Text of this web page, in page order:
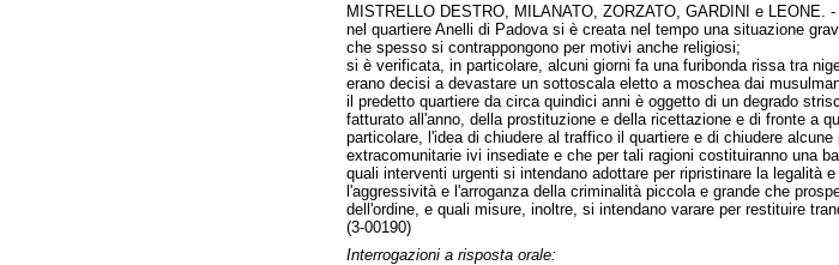
MISTRELLO DESTRO, MILANATO, ZORZATO, GARDINI e LEONE. -
nel quartiere Anelli di Padova si è creata nel tempo una situazione
che spesso si contrappongono per motivi anche religiosi;
si è verificata, in particolare, alcuni giorni fa una furibonda rissa tra
erano decisi a devastare un sottoscala eletto a moschea dai
il predetto quartiere da circa quindici anni è oggetto di un degrado
fatturato all'anno, della prostituzione e della ricettazione e di fronte a
particolare, l'idea di chiudere al traffico il quartiere e di chiudere
extracomunitarie ivi insediate e che per tali ragioni costituiranno una
quali interventi urgenti si intendano adottare per ripristinare la legalità
l'aggressività e l'arroganza della criminalità piccola e grande che
dell'ordine, e quali misure, inoltre, si intendano varare per restituire
(3-00190)
Interrogazioni a risposta orale: